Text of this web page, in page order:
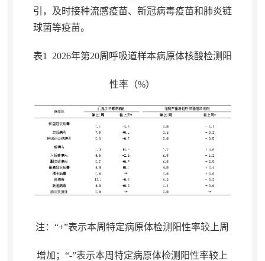
引，及时接种流感疫苗、新冠病毒疫苗和肺炎链
球菌等疫苗。
表1 2026年第20周呼吸道样本病原体核酸检测阳
性率（%）
注：“+”表示本周特定病原体检测阳性率较上周
增加 ；“-”表示本周特定病原体检测阳性率较上